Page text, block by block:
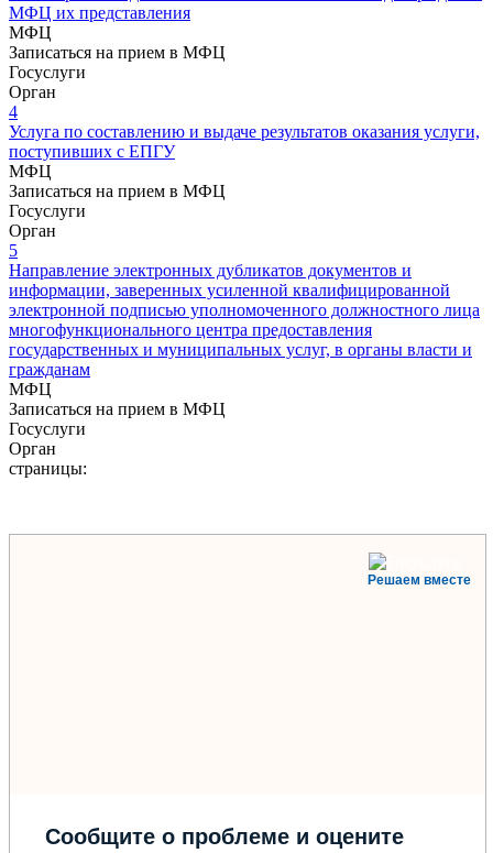
МФЦ их представления
МФЦ
Записаться на прием в МФЦ
Госуслуги
Орган
4
Услуга по составлению и выдаче результатов оказания услуги,
поступивших с ЕПГУ
МФЦ
Записаться на прием в МФЦ
Госуслуги
Орган
5
Направление электронных дубликатов документов и
информации, заверенных усиленной квалифицированной
электронной подписью уполномоченного должностного лица
многофункционального центра предоставления
государственных и муниципальных услуг, в органы власти и
гражданам
МФЦ
Записаться на прием в МФЦ
Госуслуги
Орган
страницы:
Решаем вместе
Сообщите о проблеме и оцените